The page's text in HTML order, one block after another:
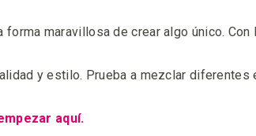
maravillosa de crear algo único.
y estilo. Prueba a mezclar
aquí.